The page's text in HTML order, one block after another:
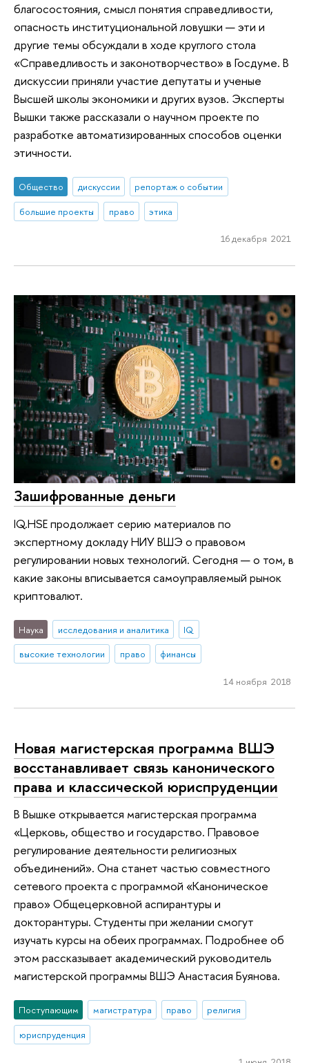
благосостояния, смысл понятия справедливости,
опасность институциональной ловушки — эти и
другие темы обсуждали в ходе круглого стола
«Справедливость и законотворчество» в Госдуме. В
дискуссии приняли участие депутаты и ученые
Высшей школы экономики и других вузов. Эксперты
Вышки также рассказали о научном проекте по
разработке автоматизированных способов оценки
этичности.
Общество дискуссии
репортаж о событии
большие проекты
право этика
16 декабря 2021
Зашифрованные деньги
IQ.HSE продолжает серию материалов по
экспертному докладу НИУ ВШЭ о правовом
регулировании новых технологий. Сегодня — о том, в
какие законы вписывается самоуправляемый рынок
криптовалют.
Наука исследования и аналитика
IQ
высокие технологии
право финансы
14 ноября 2018
Новая магистерская программа ВШЭ
восстанавливает связь канонического
права и классической юриспруденции
В Вышке открывается магистерская программа
«Церковь, общество и государство. Правовое
регулирование деятельности религиозных
объединений». Она станет частью совместного
сетевого проекта с программой «Каноническое
право» Общецерковной аспирантуры и
докторантуры. Студенты при желании смогут
изучать курсы на обеих программах. Подробнее об
этом рассказывает академический руководитель
магистерской программы ВШЭ Анастасия Буянова.
Поступающим магистратура право
религия
юриспруденция